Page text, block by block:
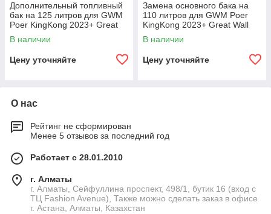
Дополнительный топливный
бак на 125 литров для GWM
Poer KingKong 2023+ Great
Wall Motor резервный бак
топливный насос
В наличии
Цену уточняйте
Замена основного бака на
110 литров для GWM Poer
KingKong 2023+ Great Wall
Motor резервный бак
топливный насос
В наличии
Цену уточняйте
О нас
Рейтинг не сформирован
Менее 5 отзывов за последний год
Работает с 28.01.2010
г. Алматы
г. Алматы, Сейфуллина проспект, 498/1, бутик 16 (вход с
ТЦ Fashion Avenue), Также можно сделать заказ в офисе
г. Астана, Алматы, Казахстан